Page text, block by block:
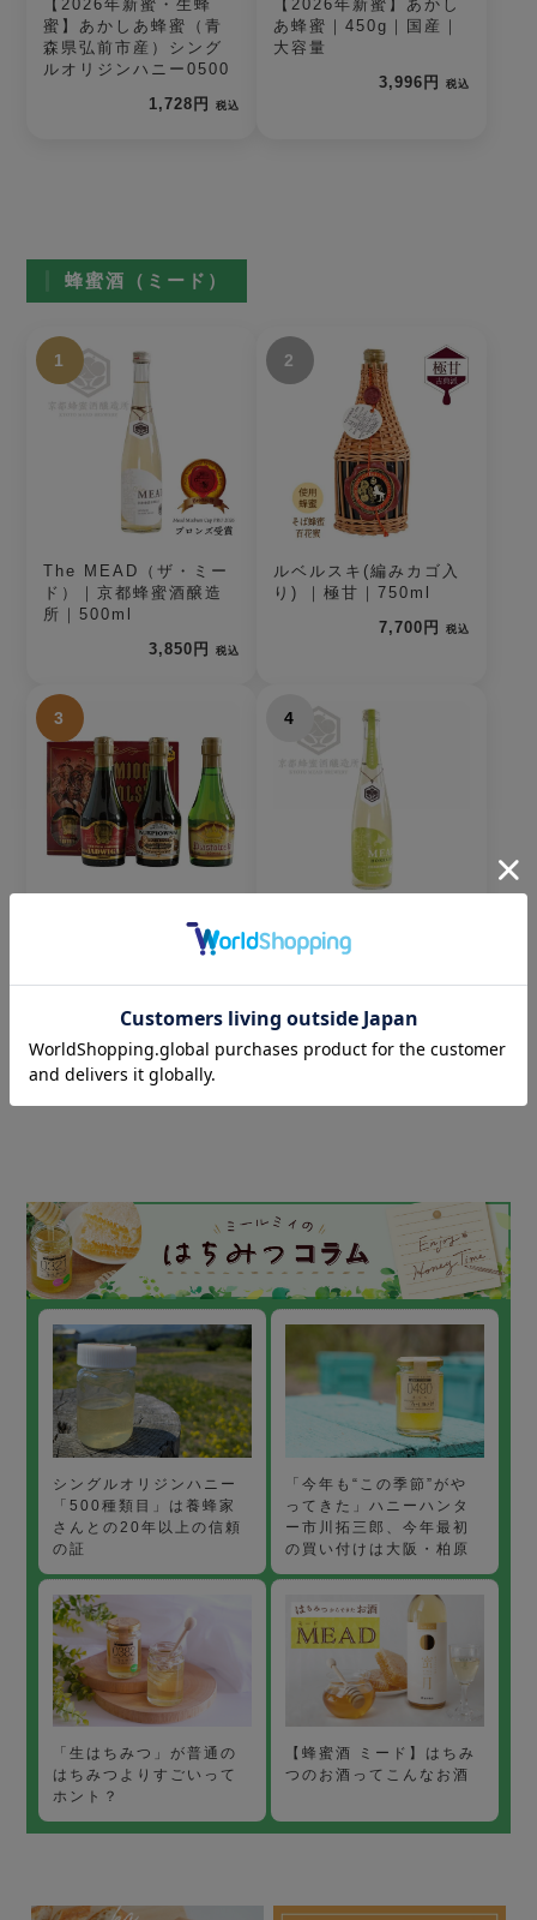
【2026年新蜜・生蜂
蜜】あかしあ蜂蜜（青
森県弘前市産）シング
ルオリジンハニー0500
1,728円
税込
【2026年新蜜】あかし
あ蜂蜜｜450g｜国産｜
大容量
3,996円
税込
蜂蜜酒（ミード）
1
The MEAD（ザ・ミー
ド）｜京都蜂蜜酒醸造
所｜500ml
3,850円
税込
2
ルベルスキ(編みカゴ入
り) ｜極甘｜750ml
7,700円
税込
3
ポーランドミード・ミ
5,500円税込
4
The MEAD 北海道
（ザ・ミード ホッカイ
4,400円
シングルオリジンハニー
「500種類目」は養蜂家
さんとの20年以上の信頼
の証
「今年も“この季節”がや
ってきた」ハニーハンタ
ー市川拓三郎、今年最初
の買い付けは大阪・柏原
「生はちみつ」が普通の
はちみつよりすごいって
ホント？
【蜂蜜酒 ミード】はちみ
つのお酒ってこんなお酒